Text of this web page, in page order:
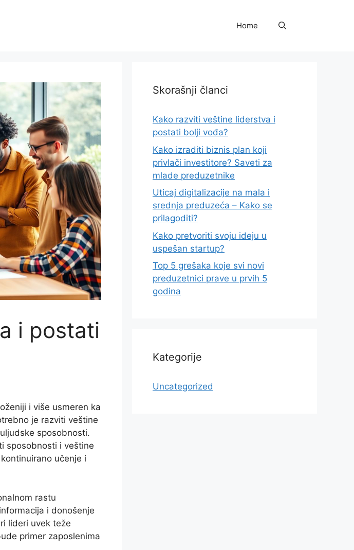
Home
i postati
i više usmeren ka
je razviti veštine
sposobnosti.
sposobnosti i veštine
učenje i
rastu
i donošenje
lideri uvek teže
primer zaposlenima
Skorašnji članci
Kako razviti veštine liderstva i
postati bolji vođa?
Kako izraditi biznis plan koji
privlači investitore? Saveti za
mlade preduzetnike
Uticaj digitalizacije na mala i
srednja preduzeća – Kako se
prilagoditi?
Kako pretvoriti svoju ideju u
uspešan startup?
Top 5 grešaka koje svi novi
preduzetnici prave u prvih 5
godina
Kategorije
Uncategorized